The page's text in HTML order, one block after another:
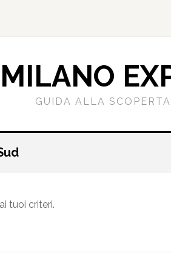
MILANO
GUIDA ALLA
tuoi criteri.